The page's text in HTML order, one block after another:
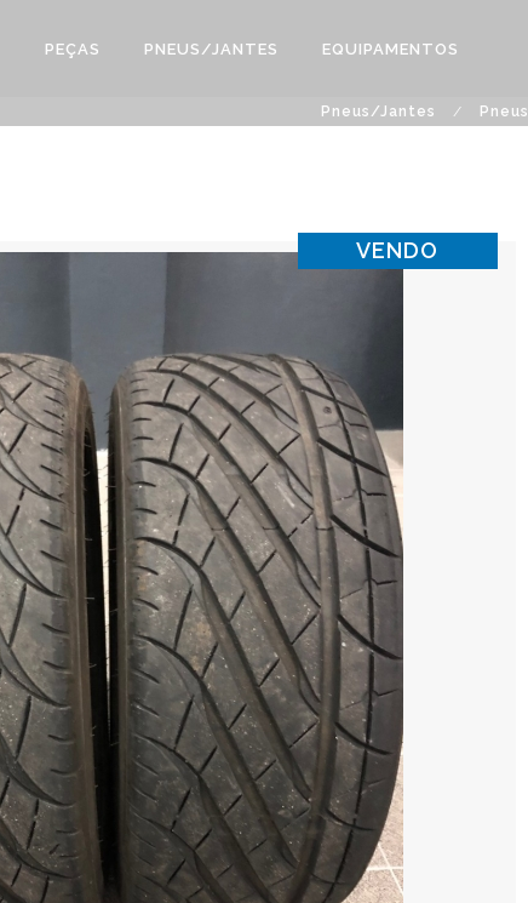
PEÇAS PNEUS/JANTES EQUIPAMENTOS
Pneus/Jantes / Pneus
VENDO